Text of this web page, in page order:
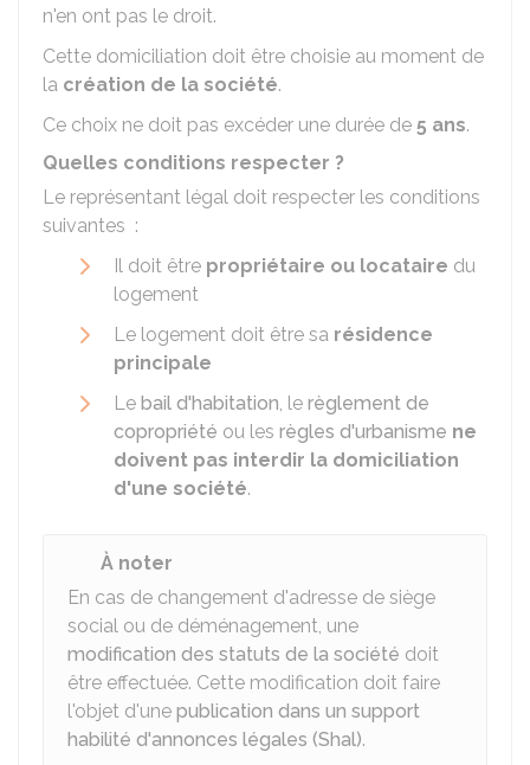
n'en ont pas le droit.
Cette domiciliation doit être choisie au moment de
la création de la société.
Ce choix ne doit pas excéder une durée de 5 ans.
Quelles conditions respecter ?
Le représentant légal doit respecter les conditions
suivantes :
Il doit être propriétaire ou locataire du
logement
Le logement doit être sa résidence
principale
Le bail d'habitation, le règlement de
copropriété ou les règles d'urbanisme ne
doivent pas interdir la domiciliation
d'une société.
À noter
En cas de changement d'adresse de siège
social ou de déménagement, une
modification des statuts de la société doit
être effectuée. Cette modification doit faire
l'objet d'une publication dans un support
habilité d'annonces légales (Shal).